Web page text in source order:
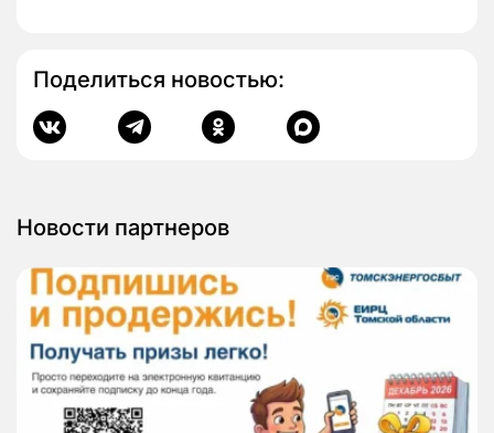
Поделиться новостью:
Новости партнеров